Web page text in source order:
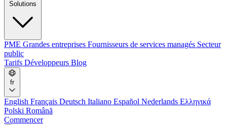
PME Grandes entreprises Fournisseurs de services managés Secteur
public
Tarifs Développeurs Blog
fr
English Français Deutsch Italiano Español Nederlands Ελληνικά
Polski Română
Commencer